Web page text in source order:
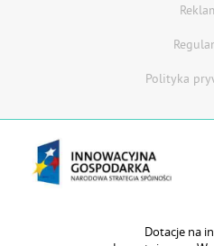
Polityka
Dotacje na